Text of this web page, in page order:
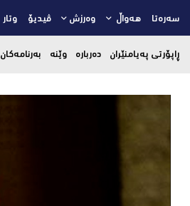
سەرەتا هەواڵ وەرزش ڤیدیۆ وتار
ڕاپۆرتی پەیامنێران دەربارە وێنە بەرنامەکان